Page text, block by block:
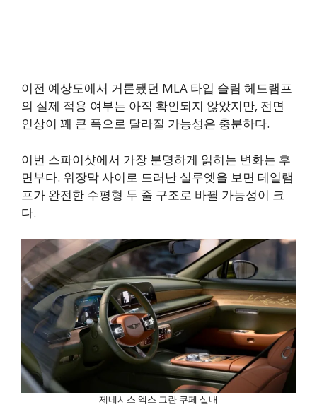
​이전 예상도에서 거론됐던 MLA 타입 슬림 헤드램프
의 실제 적용 여부는 아직 확인되지 않았지만, 전면
인상이 꽤 큰 폭으로 달라질 가능성은 충분하다.
이번 스파이샷에서 가장 분명하게 읽히는 변화는 후
면부다. 위장막 사이로 드러난 실루엣을 보면 테일램
프가 완전한 수평형 두 줄 구조로 바뀔 가능성이 크
다.
제네시스 엑스 그란 쿠페 실내